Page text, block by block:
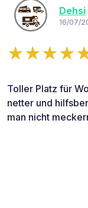
Dehsi
16/07/
Toller Platz für
netter und
man nicht